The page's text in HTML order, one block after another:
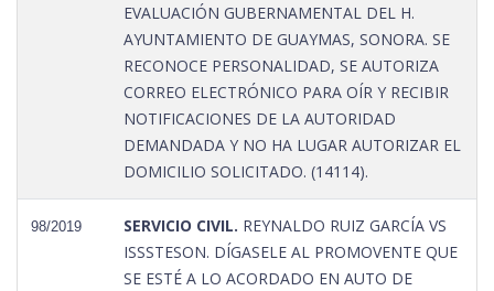
EVALUACIÓN GUBERNAMENTAL DEL H.
AYUNTAMIENTO DE GUAYMAS, SONORA. SE
RECONOCE PERSONALIDAD, SE AUTORIZA
CORREO ELECTRÓNICO PARA OÍR Y RECIBIR
NOTIFICACIONES DE LA AUTORIDAD
DEMANDADA Y NO HA LUGAR AUTORIZAR EL
DOMICILIO SOLICITADO. (14114).
98/2019 SERVICIO CIVIL. REYNALDO RUIZ GARCÍA VS
ISSSTESON. DÍGASELE AL PROMOVENTE QUE
SE ESTÉ A LO ACORDADO EN AUTO DE